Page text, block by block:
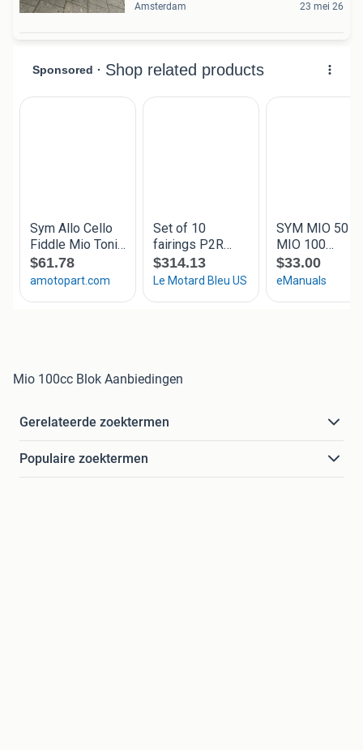
Amsterdam 23 mei 26
Mio 100cc Blok Aanbiedingen
Gerelateerde zoektermen
Populaire zoektermen